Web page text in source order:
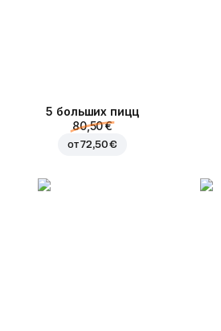
5 больших пицц
80,50 €
от72,50 €